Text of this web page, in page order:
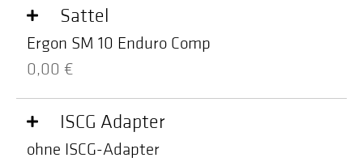
Sattel
Ergon SM 10 Enduro Comp
0,00 €
ISCG Adapter
ohne ISCG-Adapter